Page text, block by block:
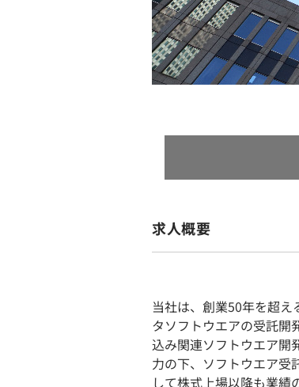
求人概要
当社は、創業50年を超
タソフトウエアの受託開
込み関連ソフトウエア開
力の下、ソフトウエア受
して株式上場以降も業績